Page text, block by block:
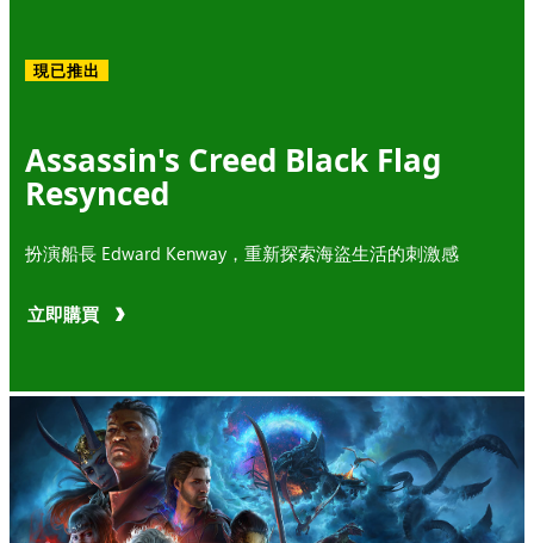
現已推出
Assassin's Creed Black Flag
Resynced
扮演船長 Edward Kenway，重新探索海盜生活的刺激感
立即購買